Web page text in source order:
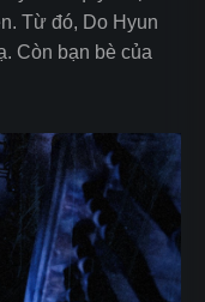
Từ đó, Do Hyun
Còn bạn bè của